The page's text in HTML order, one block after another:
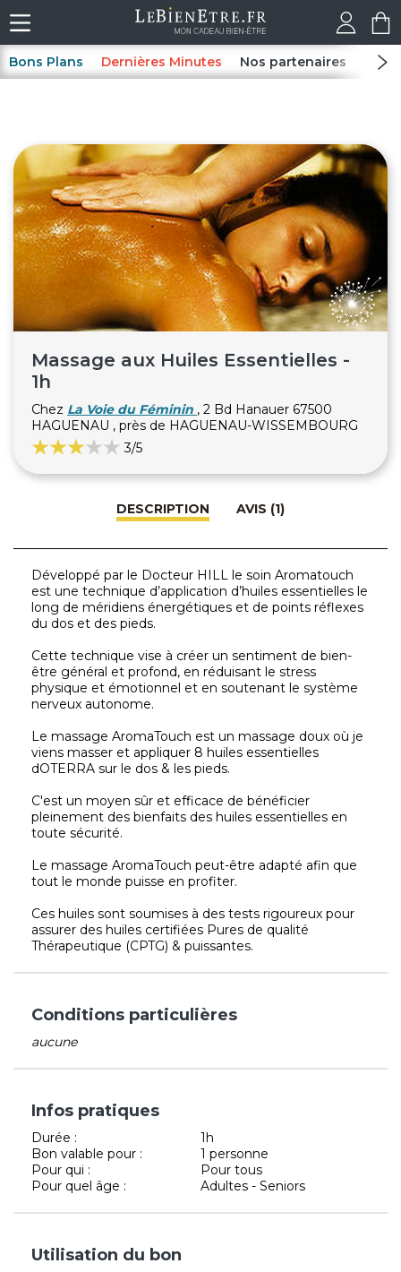
Bons Plans Dernières Minutes Nos partenaires Spas
Massage aux Huiles Essentielles -
1h
Chez La Voie du Féminin , 2 Bd Hanauer 67500
HAGUENAU , près de HAGUENAU-WISSEMBOURG
3/5
DESCRIPTION AVIS (1)
Développé par le Docteur HILL le soin Aromatouch
est une technique d’application d’huiles essentielles le
long de méridiens énergétiques et de points réflexes
du dos et des pieds.
Cette technique vise à créer un sentiment de bien-
être général et profond, en réduisant le stress
physique et émotionnel et en soutenant le système
nerveux autonome.
Le massage AromaTouch est un massage doux où je
viens masser et appliquer 8 huiles essentielles
dOTERRA sur le dos & les pieds.
C'est un moyen sûr et efficace de bénéficier
pleinement des bienfaits des huiles essentielles en
toute sécurité.
Le massage AromaTouch peut-être adapté afin que
tout le monde puisse en profiter.
Ces huiles sont soumises à des tests rigoureux pour
assurer des huiles certifiées Pures de qualité
Thérapeutique (CPTG) & puissantes.
Conditions particulières
aucune
Infos pratiques
Durée :
1h
Bon valable pour :
1 personne
Pour qui :
Pour tous
Pour quel âge :
Adultes - Seniors
Utilisation du bon